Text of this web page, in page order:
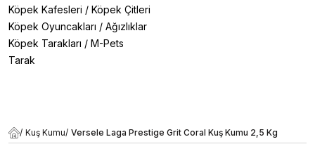
Köpek Kafesleri / Köpek Çitleri
Köpek Oyuncakları / Ağızlıklar
Köpek Tarakları / M-Pets
Tarak
/ Kuş Kumu/ Versele Laga Prestige Grit Coral Kuş Kumu 2,5 Kg